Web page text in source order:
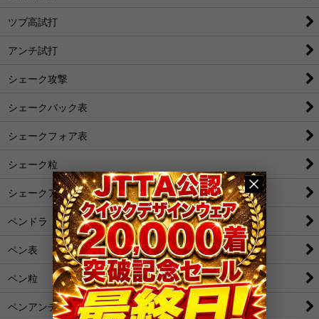
ツブ高試打
アンチ試打
シェーク攻撃
シェークバック表
シェークフォア表
シェーク粒
シェークアンチ
ペンドラ
ペン表
ペン粒
ペンアンチ